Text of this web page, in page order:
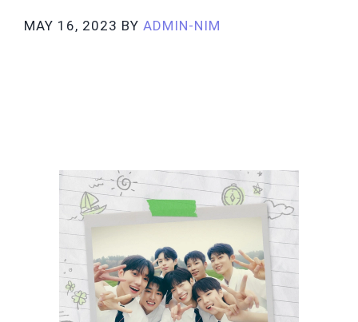
MAY 16, 2023 BY ADMIN-NIM